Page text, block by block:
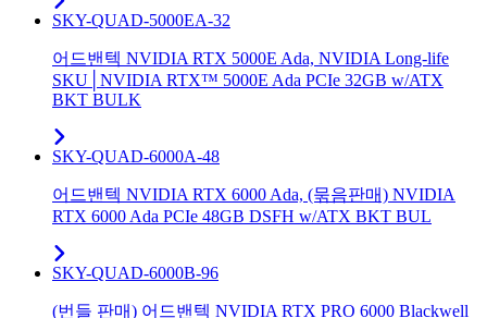
SKY-QUAD-5000EA-32
어드밴텍 NVIDIA RTX 5000E Ada, NVIDIA Long-life
SKU│NVIDIA RTX™ 5000E Ada PCIe 32GB w/ATX
BKT BULK
SKY-QUAD-6000A-48
어드밴텍 NVIDIA RTX 6000 Ada, (묶음판매) NVIDIA
RTX 6000 Ada PCIe 48GB DSFH w/ATX BKT BUL
SKY-QUAD-6000B-96
(번들 판매) 어드밴텍 NVIDIA RTX PRO 6000 Blackwell